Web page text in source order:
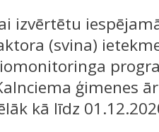
izvērtētu
(svina)
ģimenes
kā līdz